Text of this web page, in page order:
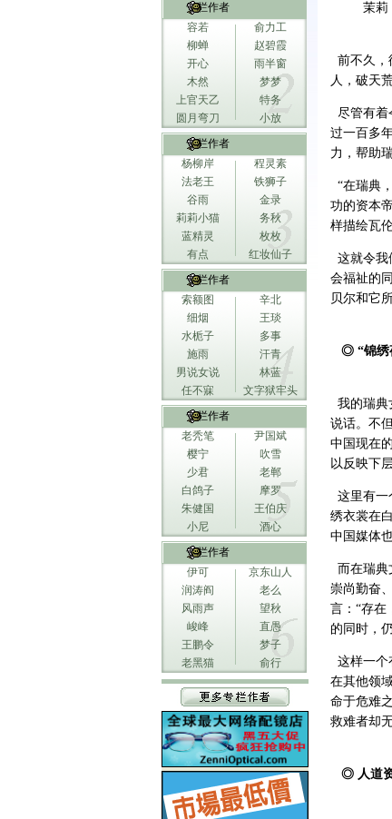
专栏作者
容若
俞力工
柳蝉
赵碧霞
开心
雨半窗
木然
梦梦
上官天乙
特务
圆月弯刀
小放
专栏作者
杨柳岸
程灵素
法老王
铁狮子
谷雨
金录
莉莉小猫
务秋
蓝精灵
枚枚
有点
红妆仙子
专栏作者
索额图
辛北
细烟
王琰
水栀子
多事
施雨
汗青
男说女说
林蓝
任不寐
文字狱牢头
专栏作者
老秃笔
尹国斌
樱宁
吹雪
少君
老郸
白鸽子
摩罗
朱健国
王伯庆
小尼
酒心
专栏作者
伊可
京东山人
润涛阎
老么
风雨声
望秋
峻峰
直愚
王鹏令
梦子
老黑猫
俞行
茉莉
前不久，
人，破天
尽管有着
过一百多
力，帮助
“在瑞典
功的资本
样描绘瓦
这就令我
会福祉的
贝尔和它
◎ “锦绣
我的瑞典
说话。不
中国现在
以反映下
这里有一
绣衣裳在
中国媒体
而在瑞典
崇尚勤奋
言：“存在
的同时，
这样一个
在其他领
命于危难
救难者却
◎ 人道